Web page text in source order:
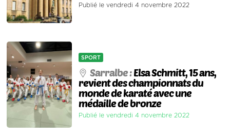
Publié le vendredi 4 novembre 2022
SPORT
Sarralbe :Elsa Schmitt, 15 ans,
revient des championnats du
monde de karaté avec une
médaille de bronze
Publié le vendredi 4 novembre 2022